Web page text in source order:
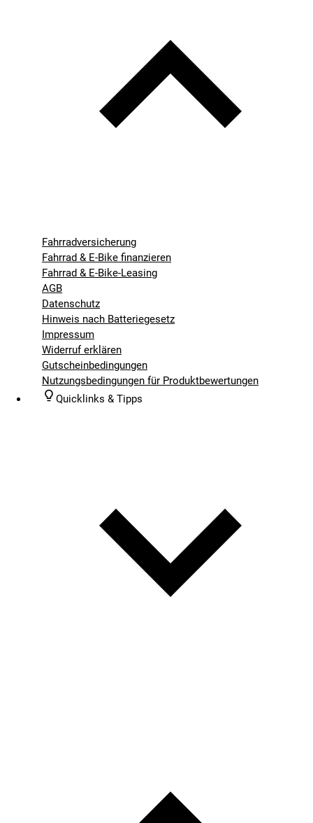
Fahrradversicherung
Fahrrad & E-Bike finanzieren
Fahrrad & E-Bike-Leasing
AGB
Datenschutz
Hinweis nach Batteriegesetz
Impressum
Widerruf erklären
Gutscheinbedingungen
Nutzungsbedingungen für Produktbewertungen
Quicklinks & Tipps